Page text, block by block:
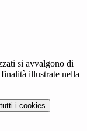
si avvalgono di
illustrate nella
i cookies